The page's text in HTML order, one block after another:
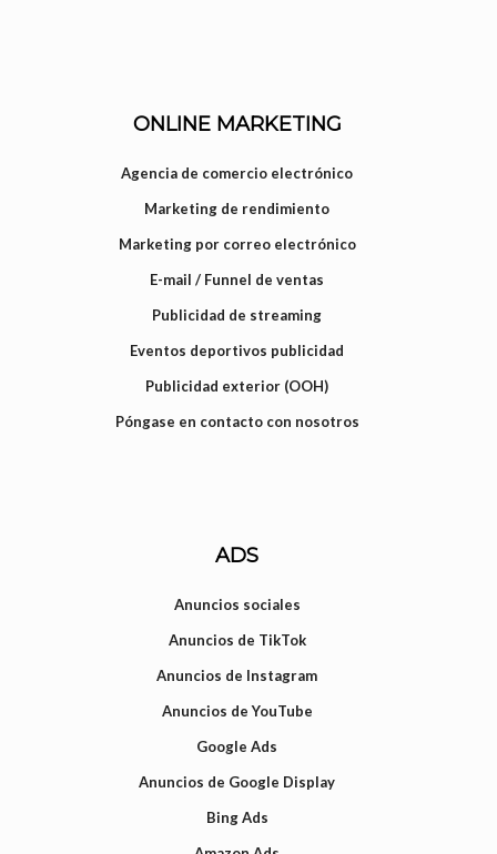
ONLINE MARKETING
Agencia de comercio electrónico
Marketing de rendimiento
Marketing por correo electrónico
E-mail / Funnel de ventas
Publicidad de streaming
Eventos deportivos publicidad
Publicidad exterior (OOH)
Póngase en contacto con nosotros
ADS
Anuncios sociales
Anuncios de TikTok
Anuncios de Instagram
Anuncios de YouTube
Google Ads
Anuncios de Google Display
Bing Ads